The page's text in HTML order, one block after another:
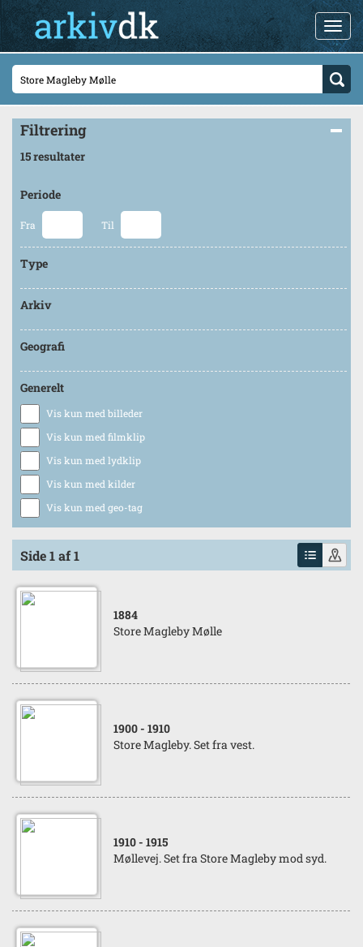
Filtrering
15 resultater
Periode
Fra Til
Type
Arkiv
Geografi
Generelt
Vis kun med billeder
Vis kun med filmklip
Vis kun med lydklip
Vis kun med kilder
Vis kun med geo-tag
Side 1 af 1
1884
Store Magleby Mølle
1900 - 1910
Store Magleby. Set fra vest.
1910 - 1915
Møllevej. Set fra Store Magleby mod syd.